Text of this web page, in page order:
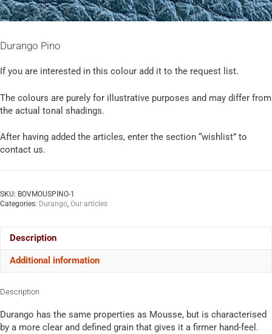
Durango Pino
If you are interested in this colour add it to the request list.
The colours are purely for illustrative purposes and may differ from
the actual tonal shadings.
After having added the articles, enter the section “wishlist” to
contact us.
SKU: BOVMOUSPINO-1
Categories: Durango, Our articles
Description
Additional information
Description
Durango has the same properties as Mousse, but is characterised
by a more clear and defined grain that gives it a firmer hand-feel.